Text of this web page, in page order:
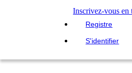
Inscrivez-vous
Registre
S'identifier